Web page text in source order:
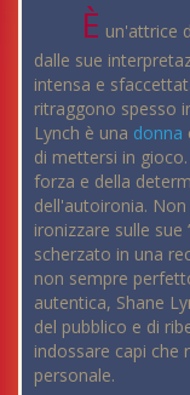
È un'attrice
dalle sue
intensa e
ritraggono spesso
Lynch è una donna
di mettersi in
forza e della
dell'autoironia.
ironizzare sulle sue
scherzato in una
non sempre
autentica, Shane
del pubblico e di
indossare capi che
personale.